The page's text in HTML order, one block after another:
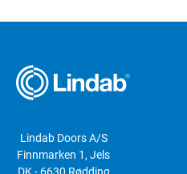
Lindab Doors A/S
Finnmarken 1, Jels